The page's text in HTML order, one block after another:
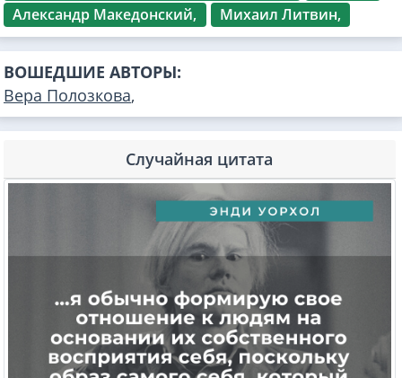
Александр Македонский,
Михаил Литвин,
ВОШЕДШИЕ АВТОРЫ:
Вера Полозкова,
Случайная цитата